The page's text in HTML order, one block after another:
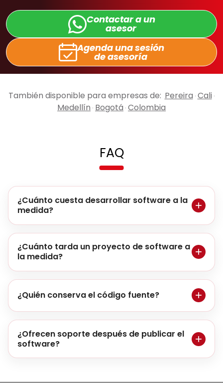
Contactar a un
asesor
Agenda una sesión
de asesoría
También disponible para empresas de: Pereira · Cali·
Medellín · Bogotá · Colombia
FAQ
¿Cuánto cuesta desarrollar software a la
medida?
¿Cuánto tarda un proyecto de software a
la medida?
¿Quién conserva el código fuente?
¿Ofrecen soporte después de publicar el
software?